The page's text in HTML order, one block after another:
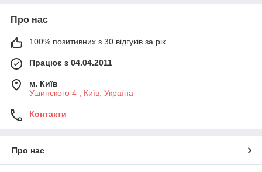
Про нас
100% позитивних з 30 відгуків за рік
Працює з 04.04.2011
м. Київ
Ушинского 4 , Київ, Україна
Контакти
Про нас